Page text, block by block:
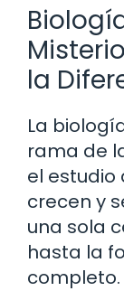
la
La
rama de
el estudio
crecen y
una sola
hasta la
completo.